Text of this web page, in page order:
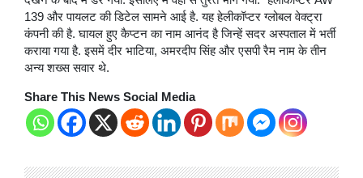
139 और पायलट की डिटेल सामने आई है. यह हेलीकॉप्टर ग्लोबल वेक्ट्रा
कंपनी की है. घायल हुए कैप्टन का नाम आनंद है जिन्हें सदर अस्पताल में भर्ती
कराया गया है. इसमें दीर भाटिया, अमरदीप सिंह और एसपी रैम नाम के तीन
अन्य शख्स सवार थे.
Share This News Social Media